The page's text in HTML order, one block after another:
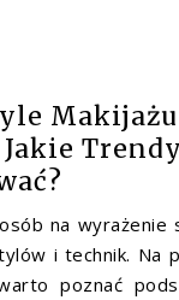
Trendy
na wyrażenie
i technik. Na
poznać